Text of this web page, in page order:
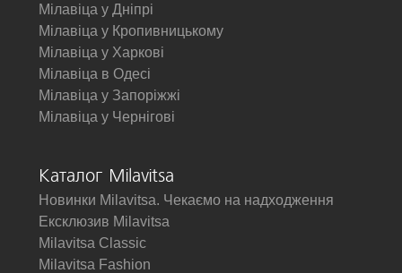
Мілавіца у Дніпрі
Мілавіца у Кропивницькому
Мілавіца у Харкові
Мілавіца в Одесі
Мілавіца у Запоріжжі
Мілавіца у Чернігові
Каталог Milavitsa
Новинки Milavitsa. Чекаємо на надходження
Ексклюзив Milavitsa
Milavitsa Classic
Milavitsa Fashion